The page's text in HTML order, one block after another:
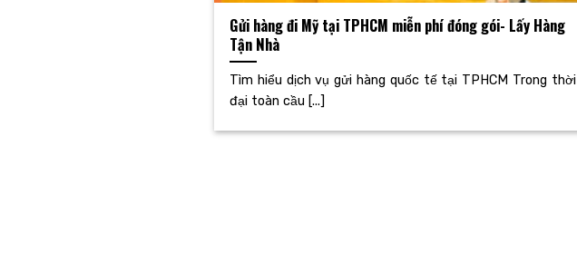
Gửi hàng đi Mỹ tại TPHCM miễn phí đóng gói- Lấy Hàng
Tận Nhà
Tìm hiểu dịch vụ gửi hàng quốc tế tại TPHCM Trong thời
đại toàn cầu [...]